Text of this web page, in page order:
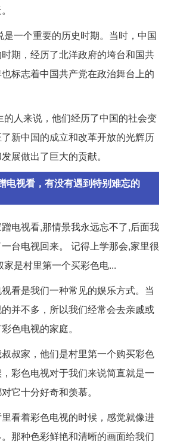
一个重要的历史时期。当时，中国
期，经历了北洋政府的垮台和国共
标志着中国共产党在政治舞台上的
人来说，他们经历了中国的社会变
新中国的成立和改革开放的光辉历
展做出了巨大的贡献。
电视看，有没有遇到特别难忘的
电视看,那情景我永远忘不了,后面我
台电视回来。 记得上学那会,家里很
是村里第一个买彩色电...
看是我们一种常见的娱乐方式。当
并不多，所以我们经常会去亲戚或
色电视的家庭。
叔家，他们是村里第一个购买彩色
彩色电视对于我们来说简直就是一
它十分好奇和羡慕。
看着彩色电视的时候，感觉就像进
那种色彩鲜艳和清晰的画面给我们